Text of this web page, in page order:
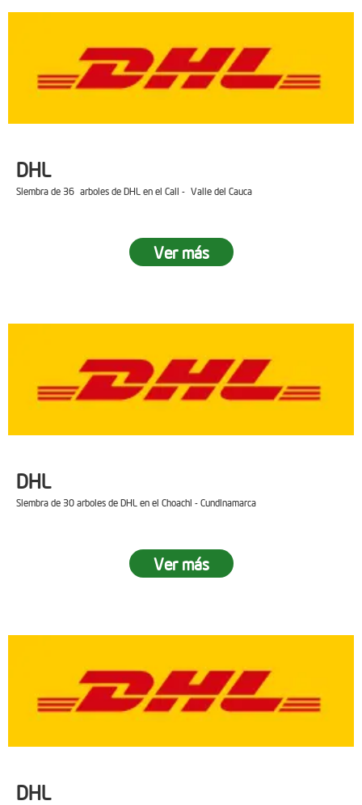
DHL
Siembra de 36 arboles de DHL en el Cali - Valle del Cauca
Ver más
DHL
Siembra de 30 arboles de DHL en el Choachi - Cundinamarca
Ver más
DHL